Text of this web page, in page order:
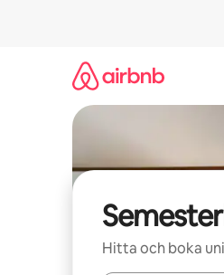
Hitta och boka